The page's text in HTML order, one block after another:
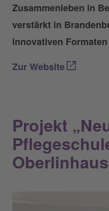
Zusammenleben in
verstärkt in
innovativen
Zur Website
Projekt